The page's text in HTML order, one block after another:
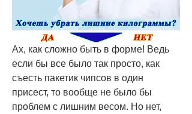
Ах, как сложно быть в форме! Ведь
если бы все было так просто, как
съесть пакетик чипсов в один
присест, то вообще не было бы
проблем с лишним весом. Но нет,